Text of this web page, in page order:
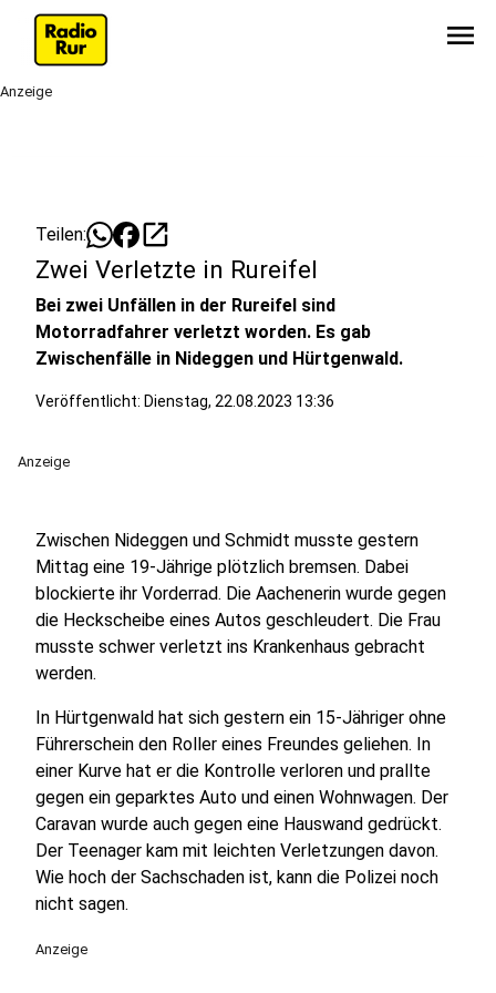
menu
Anzeige
Teilen: open_in_new
Zwei Verletzte in Rureifel
Bei zwei Unfällen in der Rureifel sind
Motorradfahrer verletzt worden. Es gab
Zwischenfälle in Nideggen und Hürtgenwald.
Veröffentlicht: Dienstag, 22.08.2023 13:36
Anzeige
Zwischen Nideggen und Schmidt musste gestern
Mittag eine 19-Jährige plötzlich bremsen. Dabei
blockierte ihr Vorderrad. Die Aachenerin wurde gegen
die Heckscheibe eines Autos geschleudert. Die Frau
musste schwer verletzt ins Krankenhaus gebracht
werden.
In Hürtgenwald hat sich gestern ein 15-Jähriger ohne
Führerschein den Roller eines Freundes geliehen. In
einer Kurve hat er die Kontrolle verloren und prallte
gegen ein geparktes Auto und einen Wohnwagen. Der
Caravan wurde auch gegen eine Hauswand gedrückt.
Der Teenager kam mit leichten Verletzungen davon.
Wie hoch der Sachschaden ist, kann die Polizei noch
nicht sagen.
Anzeige